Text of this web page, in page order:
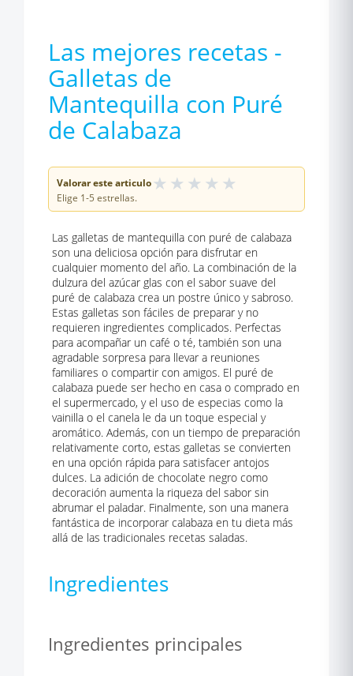
Las mejores recetas -
Galletas de
Mantequilla con Puré
de Calabaza
Valorar este articulo★ ★ ★ ★ ★
Elige 1-5 estrellas.
Las galletas de mantequilla con puré de calabaza
son una deliciosa opción para disfrutar en
cualquier momento del año. La combinación de la
dulzura del azúcar glas con el sabor suave del
puré de calabaza crea un postre único y sabroso.
Estas galletas son fáciles de preparar y no
requieren ingredientes complicados. Perfectas
para acompañar un café o té, también son una
agradable sorpresa para llevar a reuniones
familiares o compartir con amigos. El puré de
calabaza puede ser hecho en casa o comprado en
el supermercado, y el uso de especias como la
vainilla o el canela le da un toque especial y
aromático. Además, con un tiempo de preparación
relativamente corto, estas galletas se convierten
en una opción rápida para satisfacer antojos
dulces. La adición de chocolate negro como
decoración aumenta la riqueza del sabor sin
abrumar el paladar. Finalmente, son una manera
fantástica de incorporar calabaza en tu dieta más
allá de las tradicionales recetas saladas.
Ingredientes
Ingredientes principales